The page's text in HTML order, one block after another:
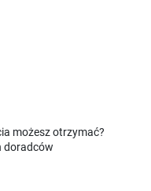
możesz otrzymać?
doradców